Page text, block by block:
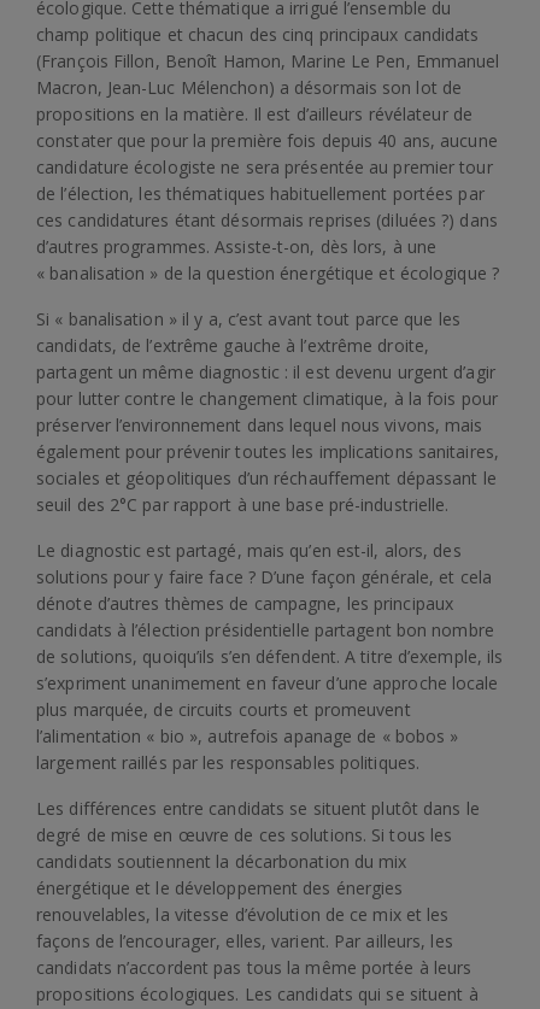
écologique. Cette thématique a irrigué l’ensemble du
champ politique et chacun des cinq principaux candidats
(François Fillon, Benoît Hamon, Marine Le Pen, Emmanuel
Macron, Jean-Luc Mélenchon) a désormais son lot de
propositions en la matière. Il est d’ailleurs révélateur de
constater que pour la première fois depuis 40 ans, aucune
candidature écologiste ne sera présentée au premier tour
de l’élection, les thématiques habituellement portées par
ces candidatures étant désormais reprises (diluées ?) dans
d’autres programmes. Assiste-t-on, dès lors, à une
« banalisation » de la question énergétique et écologique ?
Si « banalisation » il y a, c’est avant tout parce que les
candidats, de l’extrême gauche à l’extrême droite,
partagent un même diagnostic : il est devenu urgent d’agir
pour lutter contre le changement climatique, à la fois pour
préserver l’environnement dans lequel nous vivons, mais
également pour prévenir toutes les implications sanitaires,
sociales et géopolitiques d’un réchauffement dépassant le
seuil des 2°C par rapport à une base pré-industrielle.
Le diagnostic est partagé, mais qu’en est-il, alors, des
solutions pour y faire face ? D’une façon générale, et cela
dénote d’autres thèmes de campagne, les principaux
candidats à l’élection présidentielle partagent bon nombre
de solutions, quoiqu’ils s’en défendent. A titre d’exemple, ils
s’expriment unanimement en faveur d’une approche locale
plus marquée, de circuits courts et promeuvent
l’alimentation « bio », autrefois apanage de « bobos »
largement raillés par les responsables politiques.
Les différences entre candidats se situent plutôt dans le
degré de mise en œuvre de ces solutions. Si tous les
candidats soutiennent la décarbonation du mix
énergétique et le développement des énergies
renouvelables, la vitesse d’évolution de ce mix et les
façons de l’encourager, elles, varient. Par ailleurs, les
candidats n’accordent pas tous la même portée à leurs
propositions écologiques. Les candidats qui se situent à